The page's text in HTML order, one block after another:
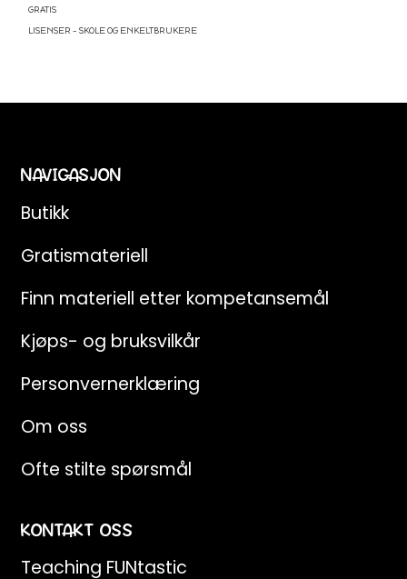
GRATIS
LISENSER – SKOLE OG ENKELTBRUKERE
NAVIGASJON
Butikk
Gratismateriell
Finn materiell etter kompetansemål
Kjøps- og bruksvilkår
Personvernerklæring
Om oss
Ofte stilte spørsmål
KONTAKT OSS
Teaching FUNtastic